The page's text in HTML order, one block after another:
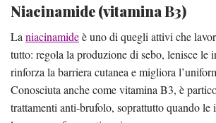
Niacinamide (vitamina B3)
La niacinamideè uno di quegli attivi che
tutto: regola la produzione di sebo, lenisce le
rinforza la barriera cutanea e migliora
Conosciuta anche come vitamina B3, è
trattamenti anti-brufolo, soprattutto quando le